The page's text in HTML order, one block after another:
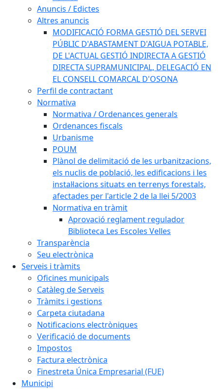
Anuncis / Edictes
Altres anuncis
MODIFICACIÓ FORMA GESTIÓ DEL SERVEI
PÚBLIC D'ABASTAMENT D'AIGUA POTABLE,
DE L'ACTUAL GESTIÓ INDIRECTA A GESTIÓ
DIRECTA SUPRAMUNICIPAL, DELEGACIÓ EN
EL CONSELL COMARCAL D'OSONA
Perfil de contractant
Normativa
Normativa / Ordenances generals
Ordenances fiscals
Urbanisme
POUM
Plànol de delimitació de les urbanitzacions,
els nuclis de població, les edificacions i les
instal·lacions situats en terrenys forestals,
afectades per l'article 2 de la llei 5/2003
Normativa en tràmit
Aprovació reglament regulador
Biblioteca Les Escoles Velles
Transparència
Seu electrònica
Serveis i tràmits
Oficines municipals
Catàleg de Serveis
Tràmits i gestions
Carpeta ciutadana
Notificacions electròniques
Verificació de documents
Impostos
Factura electrònica
Finestreta Única Empresarial (FUE)
Municipi